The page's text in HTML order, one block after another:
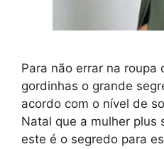
Para não errar na roupa
gordinhas o grande
acordo com o nível de
Natal que a mulher plus
este é o segredo para